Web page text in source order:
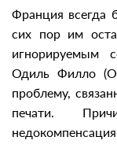
Франция всегда
сих пор им
игнорируемым
Одиль Филло
проблему,
печати.